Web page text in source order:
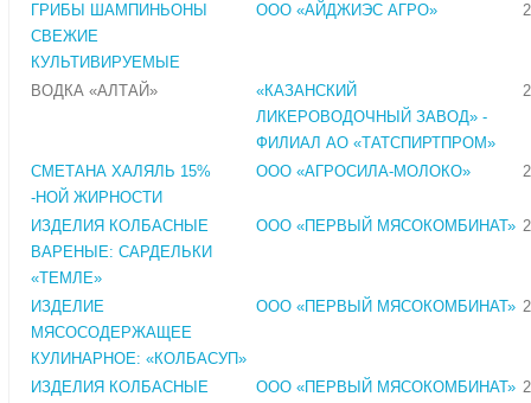
ГРИБЫ ШАМПИНЬОНЫ
СВЕЖИЕ
КУЛЬТИВИРУЕМЫЕ
ООО «АЙДЖИЭС АГРО»
ВОДКА «АЛТАЙ»
«КАЗАНСКИЙ
ЛИКЕРОВОДОЧНЫЙ ЗАВОД» -
ФИЛИАЛ АО «ТАТСПИРТПРОМ»
СМЕТАНА ХАЛЯЛЬ 15%
-НОЙ ЖИРНОСТИ
ООО «АГРОСИЛА-МОЛОКО»
ИЗДЕЛИЯ КОЛБАСНЫЕ
ВАРЕНЫЕ: САРДЕЛЬКИ
«ТЕМЛЕ»
ООО «ПЕРВЫЙ МЯСОКОМБИНАТ»
ИЗДЕЛИЕ
МЯСОСОДЕРЖАЩЕЕ
КУЛИНАРНОЕ: «КОЛБАСУП»
ООО «ПЕРВЫЙ МЯСОКОМБИНАТ»
ИЗДЕЛИЯ КОЛБАСНЫЕ
ООО «ПЕРВЫЙ МЯСОКОМБИНАТ»